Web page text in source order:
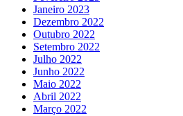
Janeiro 2023
Dezembro 2022
Outubro 2022
Setembro 2022
Julho 2022
Junho 2022
Maio 2022
Abril 2022
Março 2022